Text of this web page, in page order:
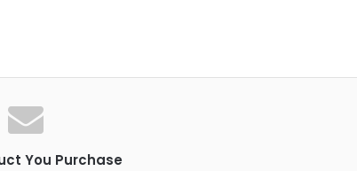
You Purchase